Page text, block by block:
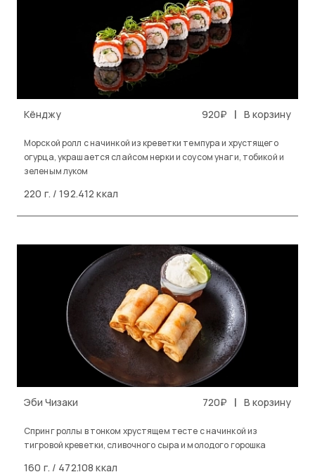
Кёнджу 920₽ | В корзину
Морской ролл с начинкой из креветки темпура и хрустящего
огурца, украшается слайсом нерки и соусом унаги, тобикой и
зеленым луком
220 г. / 192.412 ккал
Эби Чизаки 720₽ | В корзину
Спринг роллы в тонком хрустящем тесте с начинкой из
тигровой креветки, сливочного сыра и молодого горошка
160 г. / 472.108 ккал